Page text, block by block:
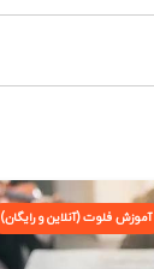
آموزش فلوت (آنلاین و رایگان)